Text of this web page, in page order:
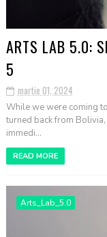
ARTS LAB 5.0:
5
martie 01, 2024
While we were coming
turned back from
immedi...
READ MORE
Arts_Lab_5.0